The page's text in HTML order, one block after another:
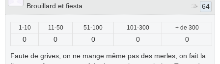
Brouillard et fiesta
64
1-10 11-50 51-100 101-300 + de 300
0 0 0 0 0
Faute de grives, on ne mange même pas des merles, on fait la